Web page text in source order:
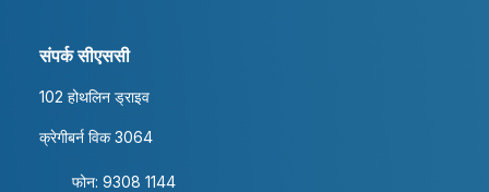
संपर्क सीएससी
102 होथलिन ड्राइव
क्रेगीबर्न विक 3064
फोन: 9308 1144